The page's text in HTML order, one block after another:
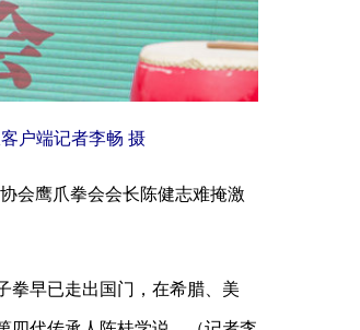
户端记者李畅 摄
会鹰爪拳会会长陈健志难掩激
早已走出国门，在希腊、美